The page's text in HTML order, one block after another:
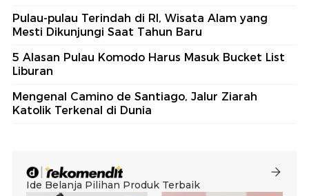
Pulau-pulau Terindah di RI, Wisata Alam yang
Mesti Dikunjungi Saat Tahun Baru
5 Alasan Pulau Komodo Harus Masuk Bucket List
Liburan
Mengenal Camino de Santiago, Jalur Ziarah
Katolik Terkenal di Dunia